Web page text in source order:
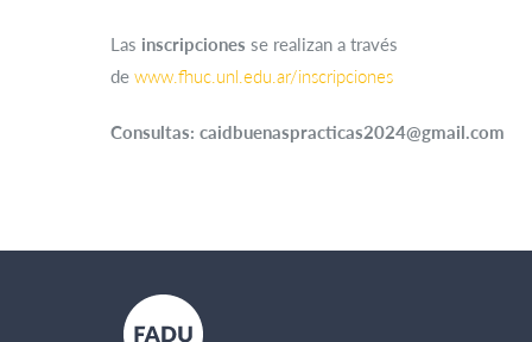
Las inscripciones se realizan a través
de www.fhuc.unl.edu.ar/inscripciones
Consultas: caidbuenaspracticas2024@gmail.com